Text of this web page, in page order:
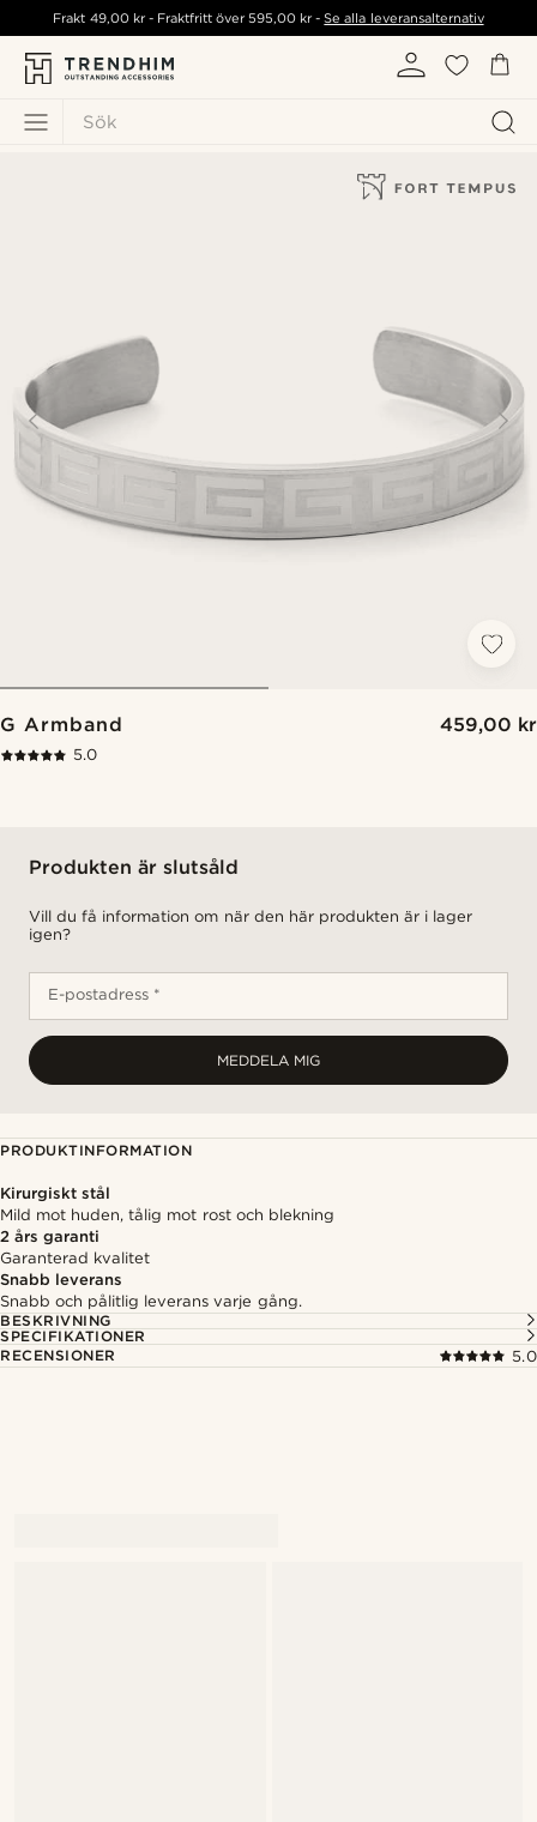
Sök
Frakt 49,00 kr- Fraktfritt över595,00 kr -Se alla leveransalternativ
G Armband 459,00 kr
5.0
Produkten är slutsåld
Vill du få information om när den här produkten är i lager
igen?
E-postadress *
MEDDELA MIG
PRODUKTINFORMATION
Kirurgiskt stål
Mild mot huden, tålig mot rost och blekning
2 års garanti
Garanterad kvalitet
Snabb leverans
Snabb och pålitlig leverans varje gång.
BESKRIVNING
SPECIFIKATIONER
RECENSIONER
5.0